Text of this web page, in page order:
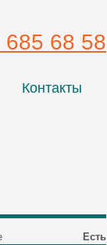
685 68 58
Контакты
Есть